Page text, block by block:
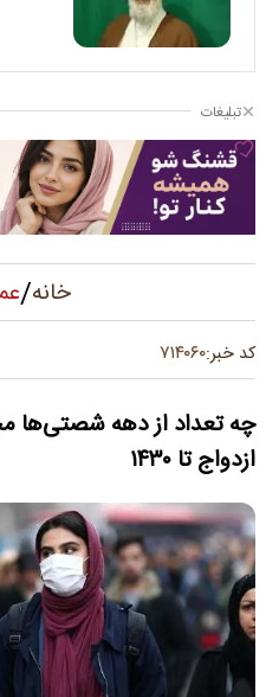
تبلیغات
خانه/
کد خبر:۷۱۴۰۶۰
چه تعداد از دهه شصتی‌ها
ازدواج تا ۱۴۳۰